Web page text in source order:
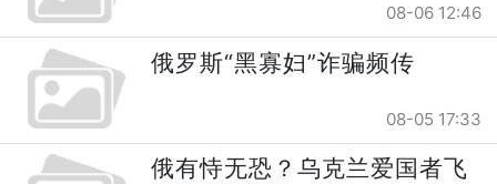
08-06 12:46
俄罗斯“黑寡妇”诈骗频传
08-05 17:33
俄有恃无恐？乌克兰爱国者飞